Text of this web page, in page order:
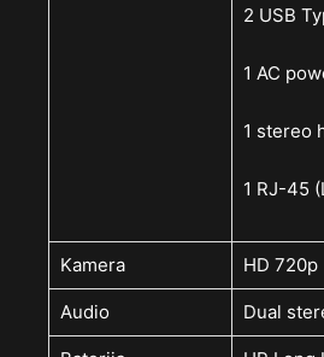
2 USB
1 AC
1 stereo
1 RJ-45
Kamera HD 720p
Audio Dual